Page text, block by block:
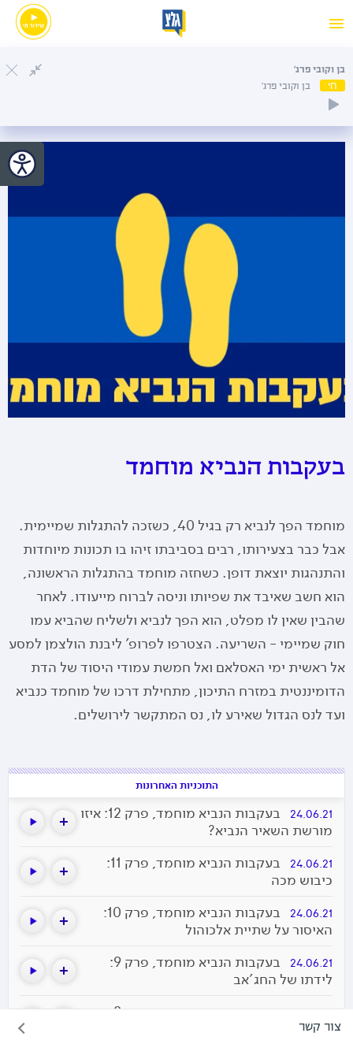
בן וקובי פרג'
חי בן וקובי פרג'
בעקבות הנביא מוחמד
מוחמד הפך לנביא רק בגיל 40, כשזכה להתגלות שמיימית.
אבל כבר בצעירותו, רבים בסביבתו זיהו בו תכונות מיוחדות
והתנהגות יוצאת דופן. כשחזה מוחמד בהתגלות הראשונה,
הוא חשב שאיבד את שפיותו וניסה לברוח מייעודו. לאחר
שהבין שאין לו מפלט, הוא הפך לנביא ולשליח שהביא עמו
חוק שמיימי - השריעה. הצטרפו לפרופ' ליבנת הולצמן למסע
אל ראשית ימי האסלאם ואל חמשת עמודי היסוד של הדת
הדומיננטית במזרח התיכון, מתחילת דרכו של מוחמד כנביא
ועד לנס הגדול שאירע לו, נס המתקשר לירושלים.
התוכניות האחרונות
24.06.21
בעקבות הנביא מוחמד, פרק 12: איזו
מורשת השאיר הנביא?
24.06.21
בעקבות הנביא מוחמד, פרק 11:
כיבוש מכה
24.06.21
בעקבות הנביא מוחמד, פרק 10:
האיסור על שתיית אלכוהול
24.06.21
בעקבות הנביא מוחמד, פרק 9:
לידתו של החג'אב
24.06.21
בעקבות הנביא מוחמד, פרק 8: חוקי
הנישואין החדשים
צור קשר